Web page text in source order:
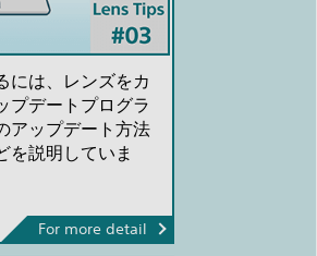
には、レンズをカ
プデートプログラ
アップデート方法
を説明していま
For more detail